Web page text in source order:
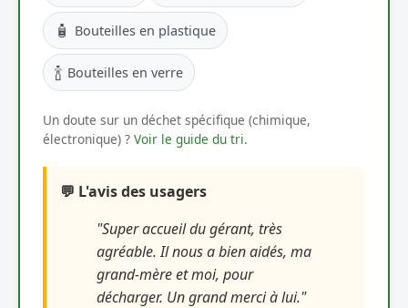
🧴 Bouteilles en plastique
🍾 Bouteilles en verre
Un doute sur un déchet spécifique (chimique,
électronique) ? Voir le guide du tri.
💬 L'avis des usagers
"Super accueil du gérant, très
agréable. Il nous a bien aidés, ma
grand-mère et moi, pour
décharger. Un grand merci à lui."